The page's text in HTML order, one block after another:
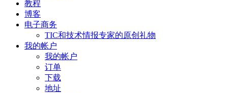
教程
博客
电子商务
TIC和技术情报专家的原创礼物
我的帐户
我的帐户
订单
下载
地址